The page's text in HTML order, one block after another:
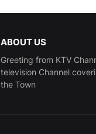
ABOUT US
Greeting from KTV
television Channel
the Town